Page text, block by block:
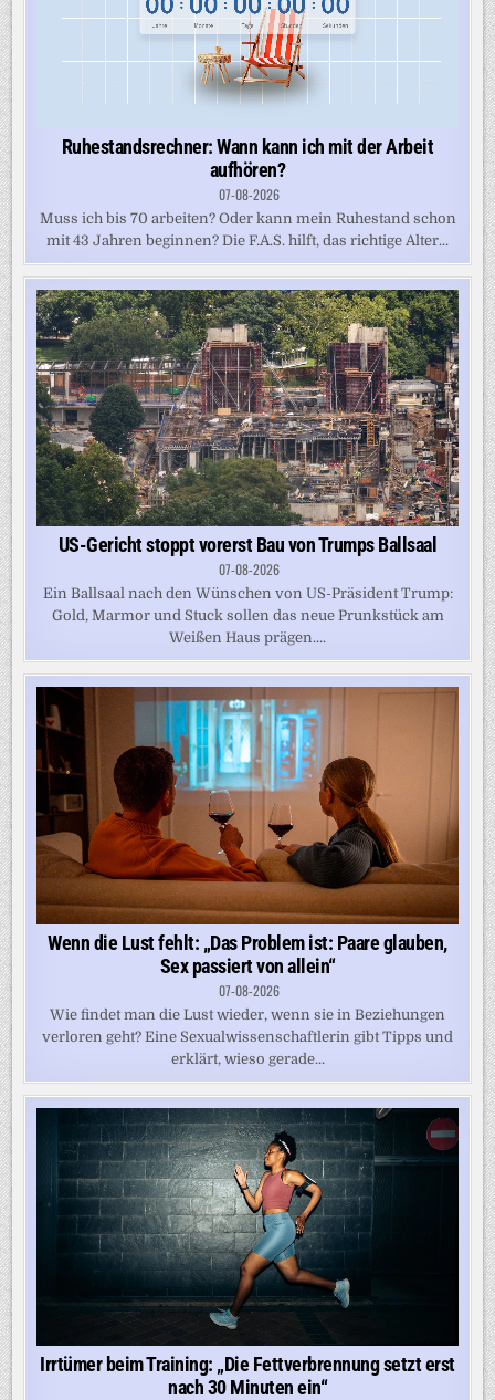
Ruhestandsrechner: Wann kann ich mit der Arbeit
aufhören?
07-08-2026
Muss ich bis 70 arbeiten? Oder kann mein Ruhestand schon
mit 43 Jahren beginnen? Die F.A.S. hilft, das richtige Alter...
US-Gericht stoppt vorerst Bau von Trumps Ballsaal
07-08-2026
Ein Ballsaal nach den Wünschen von US-Präsident Trump:
Gold, Marmor und Stuck sollen das neue Prunkstück am
Weißen Haus prägen....
Wenn die Lust fehlt: „Das Problem ist: Paare glauben,
Sex passiert von allein“
07-08-2026
Wie findet man die Lust wieder, wenn sie in Beziehungen
verloren geht? Eine Sexualwissenschaftlerin gibt Tipps und
erklärt, wieso gerade...
Irrtümer beim Training: „Die Fettverbrennung setzt erst
nach 30 Minuten ein“